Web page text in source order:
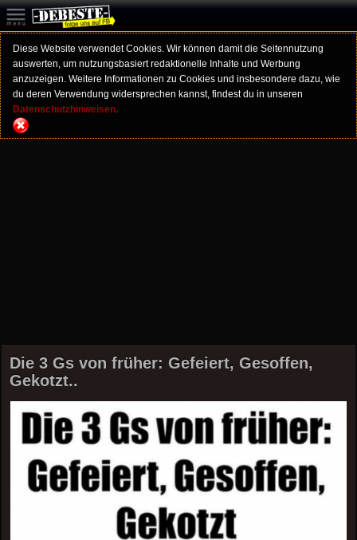
Diese Website verwendet Cookies. Wir können damit die Seitennutzung
auswerten, um nutzungsbasiert redaktionelle Inhalte und Werbung
anzuzeigen. Weitere Informationen zu Cookies und insbesondere dazu, wie
du deren Verwendung widersprechen kannst, findest du in unseren
Datenschutzhinweisen.
Die 3 Gs von früher: Gefeiert, Gesoffen,
Gekotzt..